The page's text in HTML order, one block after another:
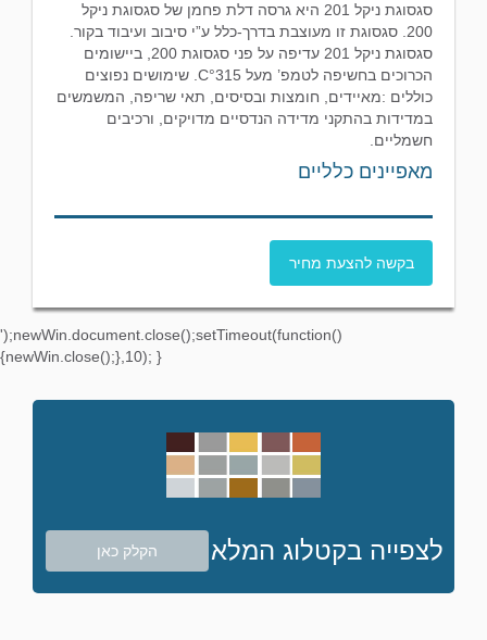
סגסוגת ניקל 201 היא גרסה דלת פחמן של סגסוגת ניקל
200. סגסוגת זו מעוצבת בדרך-כלל ע”י סיבוב ועיבוד בקור.
סגסוגת ניקל 201 עדיפה על פני סגסוגת 200, ביישומים
הכרוכים בחשיפה לטמפ’ מעל C°315. שימושים נפוצים
כוללים :מאיידים, חומצות ובסיסים, תאי שריפה, המשמשים
במדידות בהתקני מדידה הנדסיים מדויקים, ורכיבים
חשמליים.
מאפיינים כלליים
בקשה להצעת מחיר
');newWin.document.close();setTimeout(function()
{newWin.close();},10); }
לצפייה בקטלוג המלא הקלק כאן